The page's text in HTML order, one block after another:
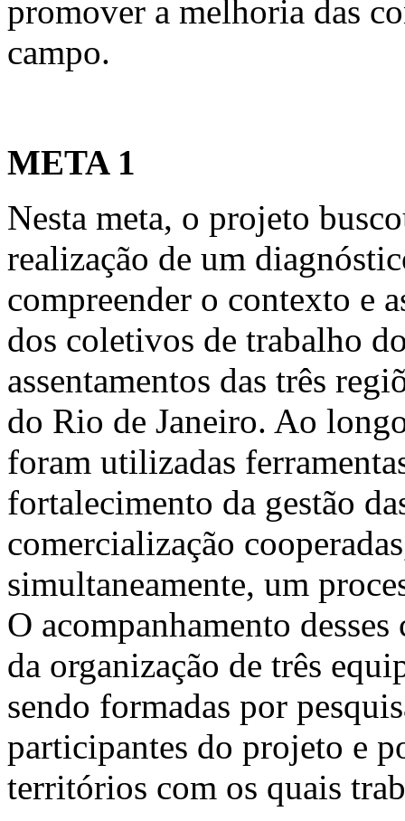
promover a melhoria das
campo.
META 1
Nesta meta, o projeto
realização de um
compreender o contexto e
dos coletivos de trabalho
assentamentos das três
do Rio de Janeiro. Ao
foram utilizadas
fortalecimento da gestão
comercialização
simultaneamente, um
O acompanhamento
da organização de três
sendo formadas por
participantes do projeto e
territórios com os quais